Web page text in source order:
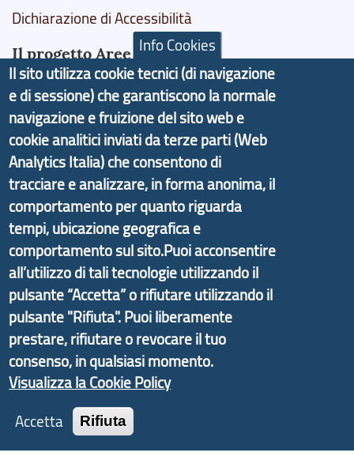
Dichiarazione di Accessibilità
Il progetto Aree Interne
Il portale di marketing territoriale e sviluppo locale
di Genova Città Metropolitana si è sviluppato a
partire dal progetto nazionale Aree Interne
promosso dal Dipartimento per lo Sviluppo
Economico e finalizzato al rilancio socio-economico
delle valli dell’entroterra. In particolare fornisce
informazioni ed aggiornamenti sullaStrategia
d'Area Antola-Tigullio, in collaborazione con Regione
Liguria ed ANCI Liguria.
Copyright © 2017 Città metropolitana di Genova |
CF: 80007350103
Info Cookies
Il sito utilizza cookie tecnici (di navigazione
e di sessione) che garantiscono la normale
navigazione e fruizione del sito web e
cookie analitici inviati da terze parti (Web
Analytics Italia) che consentono di
tracciare e analizzare, in forma anonima, il
comportamento per quanto riguarda
tempi, ubicazione geografica e
comportamento sul sito.Puoi acconsentire
all’utilizzo di tali tecnologie utilizzando il
pulsante “Accetta” o rifiutare utilizzando il
pulsante "Rifiuta". Puoi liberamente
prestare, rifiutare o revocare il tuo
consenso, in qualsiasi momento.
Visualizza la Cookie Policy
Accetta
Rifiuta